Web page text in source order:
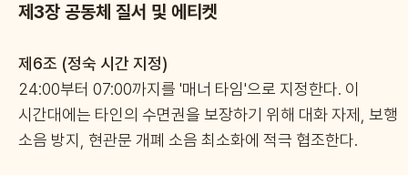
제3장 공동체 질서 및 에티켓
제6조 (정숙 시간 지정)
24:00부터 07:00까지를 '매너 타임'으로 지정한다. 이
시간대에는 타인의 수면권을 보장하기 위해 대화 자제, 보행
소음 방지, 현관문 개폐 소음 최소화에 적극 협조한다.